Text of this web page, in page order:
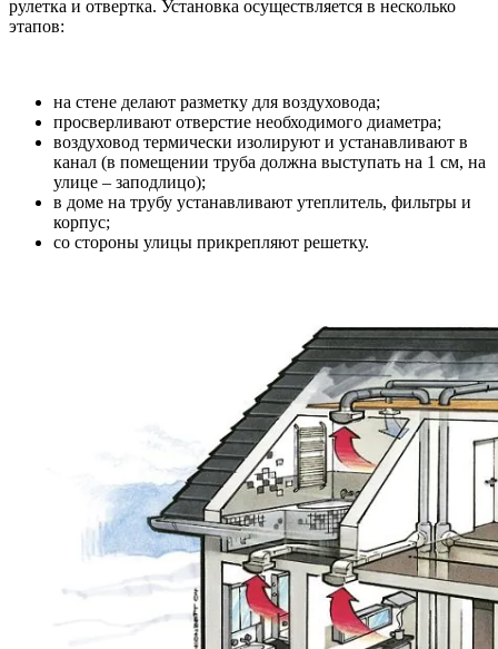
рулетка и отвертка. Установка осуществляется в несколько
этапов:
на стене делают разметку для воздуховода;
просверливают отверстие необходимого диаметра;
воздуховод термически изолируют и устанавливают в
канал (в помещении труба должна выступать на 1 см, на
улице – заподлицо);
в доме на трубу устанавливают утеплитель, фильтры и
корпус;
со стороны улицы прикрепляют решетку.